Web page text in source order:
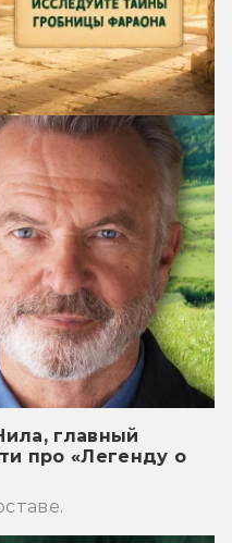
главный
про «Легенду о